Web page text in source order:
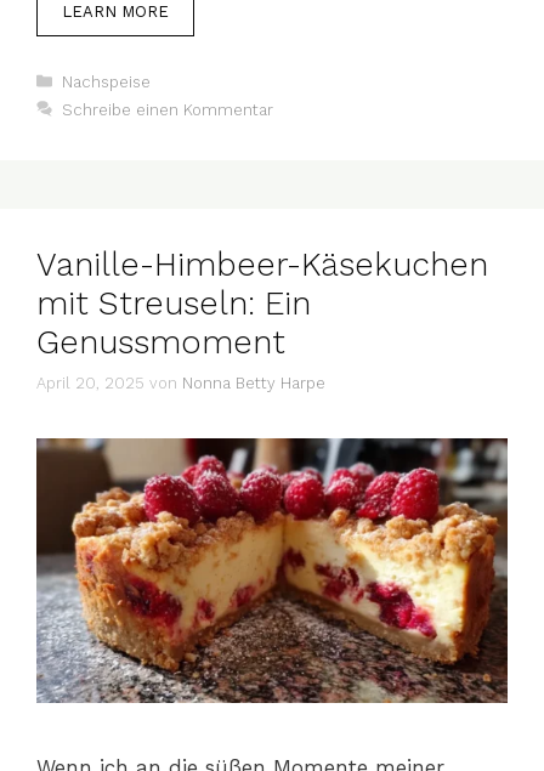
LEARN MORE
Kategorien
Nachspeise
Schreibe einen Kommentar
Vanille-Himbeer-Käsekuchen
mit Streuseln: Ein
Genussmoment
April 20, 2025 von Nonna Betty Harpe